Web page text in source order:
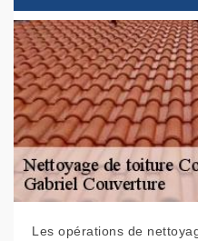
Les opérations de